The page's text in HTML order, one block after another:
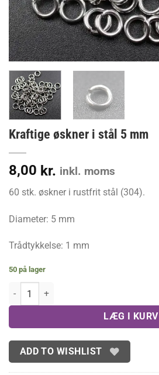
Kraftige øskner i stål 5 mm
8,00 kr. inkl. moms
60 stk. øskner i rustfrit stål (304).
Diameter: 5 mm
Trådtykkelse: 1 mm
50 på lager
Kraftige øskner i stål 5 mm antal
LÆG I KURV
ADD TO WISHLIST